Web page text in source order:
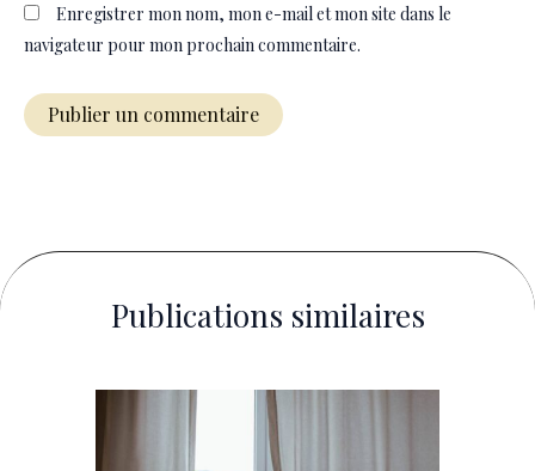
Enregistrer mon nom, mon e-mail et mon site dans le
navigateur pour mon prochain commentaire.
Publications similaires